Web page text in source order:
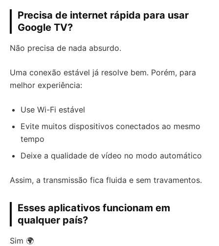
Precisa de internet rápida para usar
Google TV?
Não precisa de nada absurdo.
Uma conexão estável já resolve bem. Porém, para
melhor experiência:
Use Wi-Fi estável
Evite muitos dispositivos conectados ao mesmo
tempo
Deixe a qualidade de vídeo no modo automático
Assim, a transmissão fica fluida e sem travamentos.
Esses aplicativos funcionam em
qualquer país?
Sim 🌍